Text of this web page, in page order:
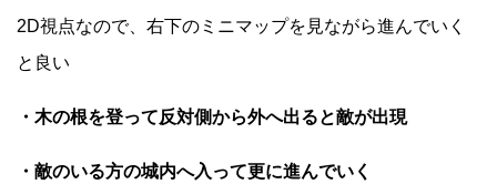
2D視点なので、右下のミニマップを見ながら進んでいく
と良い
・木の根を登って反対側から外へ出ると敵が出現
・敵のいる方の城内へ入って更に進んでいく